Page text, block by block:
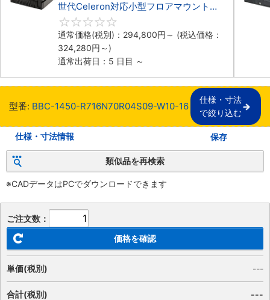
世代Celeron対応小型フロアマウント
3PCIe
通常価格(税別)： 294,800円 ～ (税込価格：
324,280円 ～)
通常出荷日：5 日目 ～
型番: BBC-1450-R716N70R04S09-W10-16
仕様・寸法
で絞り込む
仕様・寸法情報 保存
類似品を再検索
※CADデータはPCでダウンロードできます
ご注文数：
価格を確認
単価(税別) ---
合計(税別)
---